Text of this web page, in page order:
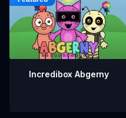
Incredibox Abgerny